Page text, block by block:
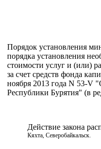
Порядок установления
порядка установления
стоимости услуг и (или)
за счет средств фонда
ноября 2013 года N 53-V
Республики Бурятия" (в
Действие закона
Кяхта, Северобайкальск.